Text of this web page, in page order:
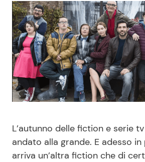
News Musica
News Spettacolo
Benessere
Casa
Mondo Mamma Le
L’autunno delle fiction e serie tv
andato alla grande. E adesso
arriva un’altra fiction che di